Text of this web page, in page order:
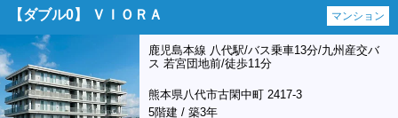
【ダブル0】 ＶＩＯＲＡ マンション
鹿児島本線 八代駅/バス乗車13分/九州産交バ
ス 若宮団地前/徒歩11分
熊本県八代市古閑中町 2417-3
5階建 / 築3年